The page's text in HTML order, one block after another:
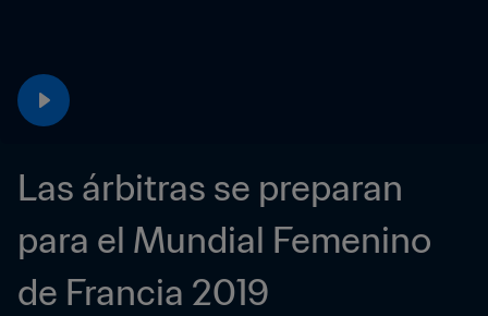
Las árbitras se preparan
para el Mundial Femenino
de Francia 2019